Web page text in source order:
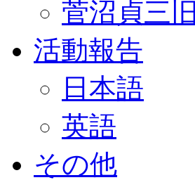
菅沼貞三
活動報告
日本語
英語
その他